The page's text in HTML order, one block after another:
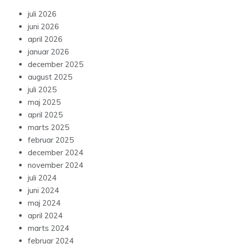
juli 2026
juni 2026
april 2026
januar 2026
december 2025
august 2025
juli 2025
maj 2025
april 2025
marts 2025
februar 2025
december 2024
november 2024
juli 2024
juni 2024
maj 2024
april 2024
marts 2024
februar 2024